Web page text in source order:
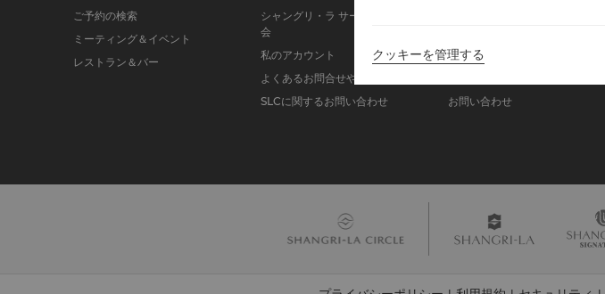
ご予約の検索
ミーティング＆イベント
レストラン＆バー
シャングリ・ラ サークルに入
会
私のアカウント
よくあるお問合せや質問
SLCに関するお問い合わせ
シャングリ・ラ センター
お問い合わせ
クッキーを管理する